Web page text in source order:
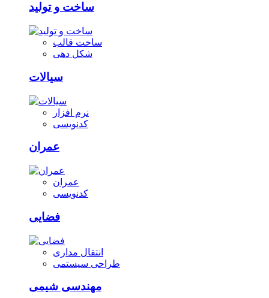
ساخت و تولید
ساخت قالب
شکل دهی
سیالات
نرم افزار
کدنویسی
عمران
عمران
کدنویسی
فضایی
انتقال مداری
طراحی سیستمی
مهندسی شیمی